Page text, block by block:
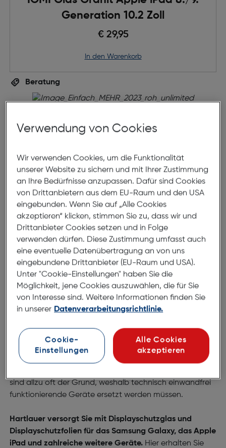
Generation 10.2 Zoll
€ 29,95
in den Warenkorb
Beratung
Kontaktieren Sie unseren Kundendienst und
vereinbaren Sie gleich einen Termin mit einem
Haben Sie Fragen?
Finden Sie gleich Ihr Geschäft
Jetzt Termin vereinbaren
Kontaktieren Sie unsere Hotline
0800 31 13 33
Mo-Fr 08:00–18:00, Sa 09:00–13:00
Displayschutzglas und Displayschutzfolie für
iPads schützen Ihr
Gerät und verlängern seine
Lebensdauer. Kratzer oder Sprünge im Display gehören
sind allzu oft der Grund, weshalb technisch einwandfrei
funktionierende Geräte ersetzt werden müssen.
Hartlauer versorgt Sie mit Displayschutzglas und
Displayschutzfolien für das Samsung Galaxy, das Apple
iPad und zahlreiche weitere Geräte.Hier erhalten Sie
Verwendung von Cookies
Wir verwenden Cookies, um die Funktionalität
unserer Website zu sichern und mit Ihrer Zustimmung
an Ihre Bedürfnisse anzupassen. Dafür sind Cookies
von Drittanbietern aus dem EU-Raum und den USA
eingebunden. Wenn Sie auf „Alle Cookies
akzeptieren“ klicken, stimmen Sie zu, dass wir und
Drittanbieter Cookies setzen und in Folge
verwenden dürfen. Diese Zustimmung umfasst auch
eine eventuelle Datenübertragung an von uns
eingebundene Drittanbieter (EU-Raum und USA).
Unter "Cookie-Einstellungen" haben Sie die
Möglichkeit, jene Cookies auszuwählen, die für Sie
von Interesse sind. Weitere Informationen finden Sie
in unserer Datenverarbeitungsrichtlinie.
Cookie-
Einstellungen
Alle Cookies
akzeptieren